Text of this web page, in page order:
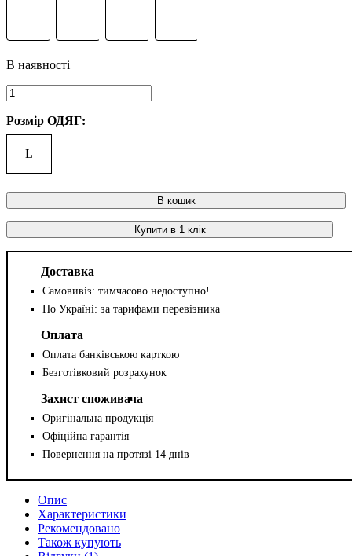
Розмір ОДЯГ:
L
В кошик
Купити в 1 клік
Доставка
Самовивіз: тимчасово недоступно!
По Україні: за тарифами перевізника
Оплата
Оплата банківською карткою
Безготівковий розрахунок
Захист споживача
Оригінальна продукція
Офіційна гарантія
Повернення на протязі 14 днів
Опис
Характеристики
Рекомендовано
Також купують